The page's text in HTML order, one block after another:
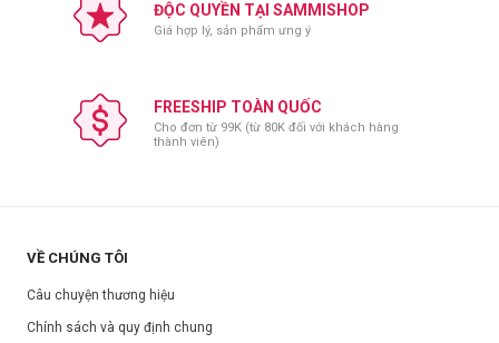
ĐỘC QUYỀN TẠI SAMMISHOP
Giá hợp lý, sản phẩm ưng ý
FREESHIP TOÀN QUỐC
Cho đơn từ 99K (từ 80K đối với khách hàng
thành viên)
VỀ CHÚNG TÔI
Câu chuyện thương hiệu
Chính sách và quy định chung